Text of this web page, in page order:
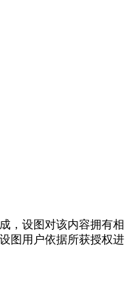
，设图对该内容拥有相
图用户依据所获授权进